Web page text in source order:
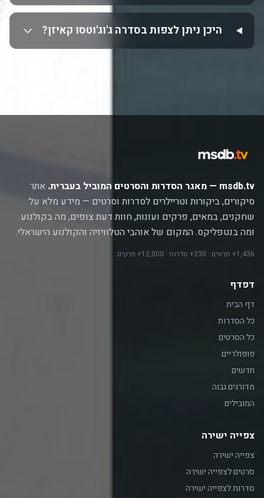
היכן ניתן לצפות בסדרה ג'וג'וטסו קאיזן?
msdb.tv — מאגר הסדרות והסרטים המוביל בעברית.
אתר
סיקורים, ביקורות וטריילרים לסדרות וסרטים — מידע מלא על
שחקנים, במאים, פרקים ועונות, חוות דעת צופים, מה בקולנוע
ומה בנטפליקס. המקום של אוהבי הטלוויזיה והקולנוע הישראלי.
1,436+ סרטים · 230+ סדרות · 12,000+ פרקים
דפדף
דף הבית
כל הסדרות
כל הסרטים
פופולריים
חדשים
מדורגים גבוה
המובילים
צפייה ישירה
צפייה ישירה
סרטים לצפייה ישירה
סדרות לצפייה ישירה